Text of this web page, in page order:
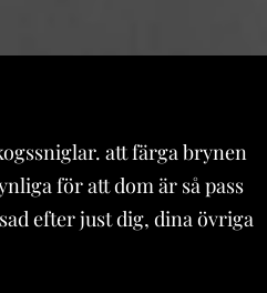
att färga brynen
för att dom är så pass
efter just dig, dina övriga